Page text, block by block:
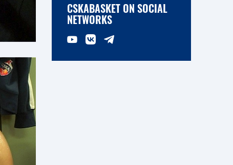
CSKABASKET ON SOCIAL
NETWORKS